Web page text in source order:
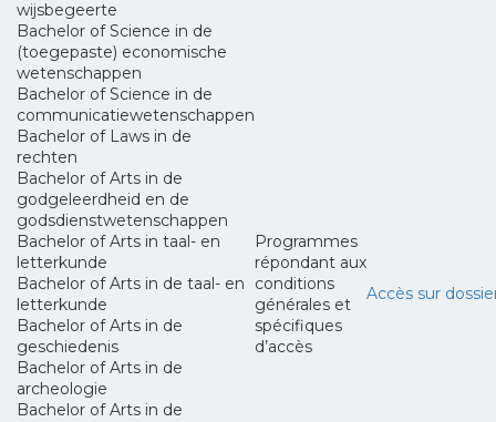
wijsbegeerte
Bachelor of Science in de
(toegepaste) economische
wetenschappen
Bachelor of Science in de
communicatiewetenschappen
Bachelor of Laws in de
rechten
Bachelor of Arts in de
godgeleerdheid en de
godsdienstwetenschappen
Bachelor of Arts in taal- en
letterkunde
Bachelor of Arts in de taal- en
letterkunde
Bachelor of Arts in de
geschiedenis
Bachelor of Arts in de
archeologie
Bachelor of Arts in de
Programmes
répondant aux
conditions
générales et
spécifiques
d’accès
Accès sur